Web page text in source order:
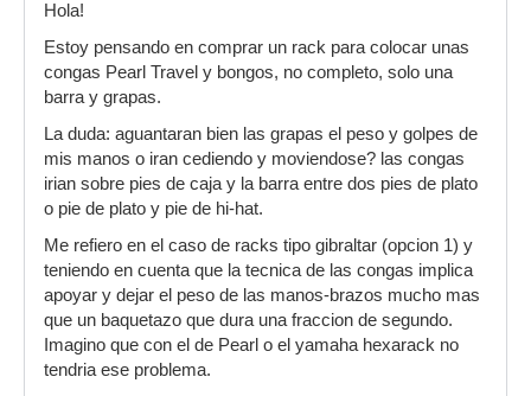
Hola!
Estoy pensando en comprar un rack para colocar unas
congas Pearl Travel y bongos, no completo, solo una
barra y grapas.
La duda: aguantaran bien las grapas el peso y golpes de
mis manos o iran cediendo y moviendose? las congas
irian sobre pies de caja y la barra entre dos pies de plato
o pie de plato y pie de hi-hat.
Me refiero en el caso de racks tipo gibraltar (opcion 1) y
teniendo en cuenta que la tecnica de las congas implica
apoyar y dejar el peso de las manos-brazos mucho mas
que un baquetazo que dura una fraccion de segundo.
Imagino que con el de Pearl o el yamaha hexarack no
tendria ese problema.